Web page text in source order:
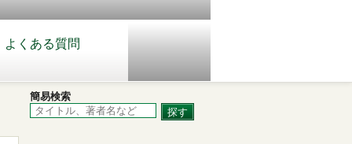
よくある質問
簡易検索